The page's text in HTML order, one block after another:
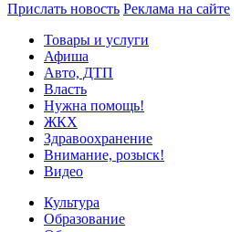
Прислать новость Реклама на сайте
Товары и услуги
Афиша
Авто, ДТП
Власть
Нужна помощь!
ЖКХ
Здравоохранение
Внимание, розыск!
Видео
Культура
Образование